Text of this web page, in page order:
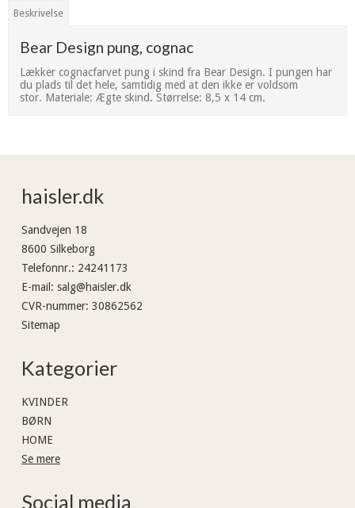
Beskrivelse
Bear Design pung, cognac
Lækker cognacfarvet pung i skind fra Bear Design. I pungen har
du plads til det hele, samtidig med at den ikke er voldsom
stor. Materiale: Ægte skind. Størrelse: 8,5 x 14 cm.
haisler.dk
Sandvejen 18
8600 Silkeborg
Telefonnr.: 24241173
E-mail : salg@haisler.dk
CVR-nummer: 30862562
Sitemap
Kategorier
KVINDER
BØRN
HOME
Se mere
Social media